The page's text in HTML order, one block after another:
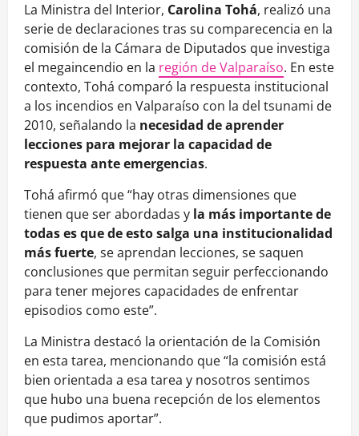
La Ministra del Interior, Carolina Tohá, realizó una
serie de declaraciones tras su comparecencia en la
comisión de la Cámara de Diputados que investiga
el megaincendio en la región de Valparaíso. En este
contexto, Tohá comparó la respuesta institucional
a los incendios en Valparaíso con la del tsunami de
2010, señalando la necesidad de aprender
lecciones para mejorar la capacidad de
respuesta ante emergencias.
Tohá afirmó que “hay otras dimensiones que
tienen que ser abordadas y la más importante de
todas es que de esto salga una institucionalidad
más fuerte, se aprendan lecciones, se saquen
conclusiones que permitan seguir perfeccionando
para tener mejores capacidades de enfrentar
episodios como este”.
La Ministra destacó la orientación de la Comisión
en esta tarea, mencionando que “la comisión está
bien orientada a esa tarea y nosotros sentimos
que hubo una buena recepción de los elementos
que pudimos aportar”.